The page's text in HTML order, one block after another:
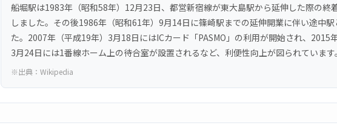
船堀駅は1983年（昭和58年）12月23日、都営新宿線が東大島駅から延伸した際の終
しました。その後1986年（昭和61年）9月14日に篠崎駅までの延伸開業に伴い途中
た。2007年（平成19年）3月18日にはICカード「PASMO」の利用が開始され、2015
3月24日には1番線ホーム上の待合室が設置されるなど、利便性向上が図られています
※出典： Wikipedia